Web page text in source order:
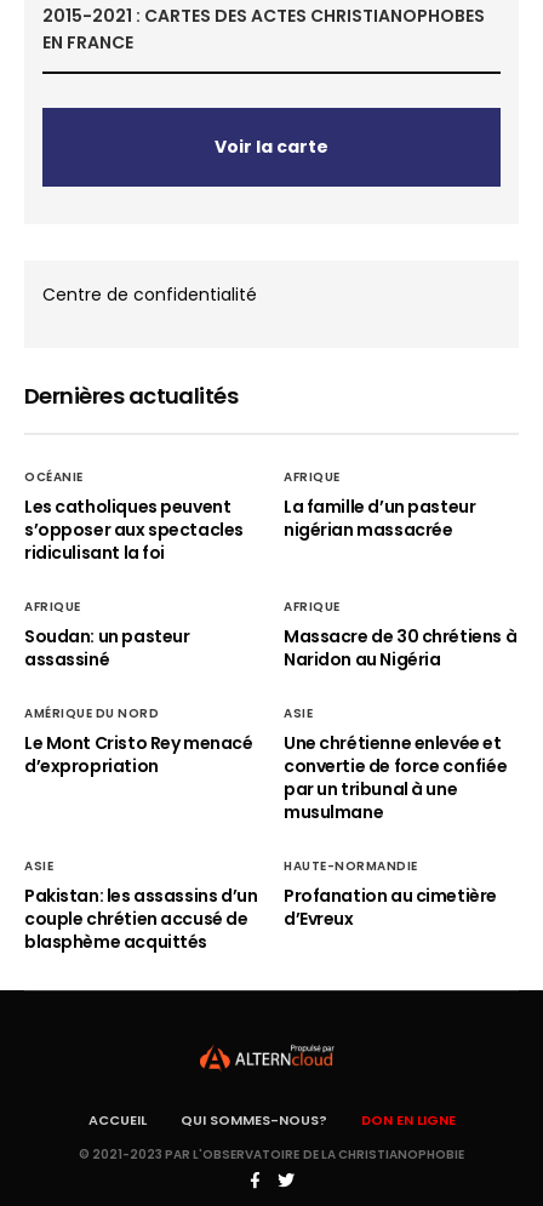
2015-2021 : CARTES DES ACTES CHRISTIANOPHOBES
EN FRANCE
Voir la carte
Centre de confidentialité
Dernières actualités
OCÉANIE
Les catholiques peuvent
s’opposer aux spectacles
ridiculisant la foi
AFRIQUE
La famille d’un pasteur
nigérian massacrée
AFRIQUE
Soudan: un pasteur
assassiné
AFRIQUE
Massacre de 30 chrétiens à
Naridon au Nigéria
AMÉRIQUE DU NORD
Le Mont Cristo Rey menacé
d’expropriation
ASIE
Une chrétienne enlevée et
convertie de force confiée
par un tribunal à une
musulmane
ASIE
Pakistan: les assassins d’un
couple chrétien accusé de
blasphème acquittés
HAUTE-NORMANDIE
Profanation au cimetière
d’Evreux
ACCUEIL QUI SOMMES-NOUS? DON EN LIGNE
© 2021-2023 PAR L'OBSERVATOIRE DE LA CHRISTIANOPHOBIE